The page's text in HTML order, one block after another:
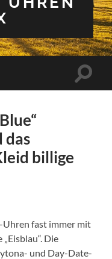
das
billige
Uhren fast immer mit
Die
und Day-Date-